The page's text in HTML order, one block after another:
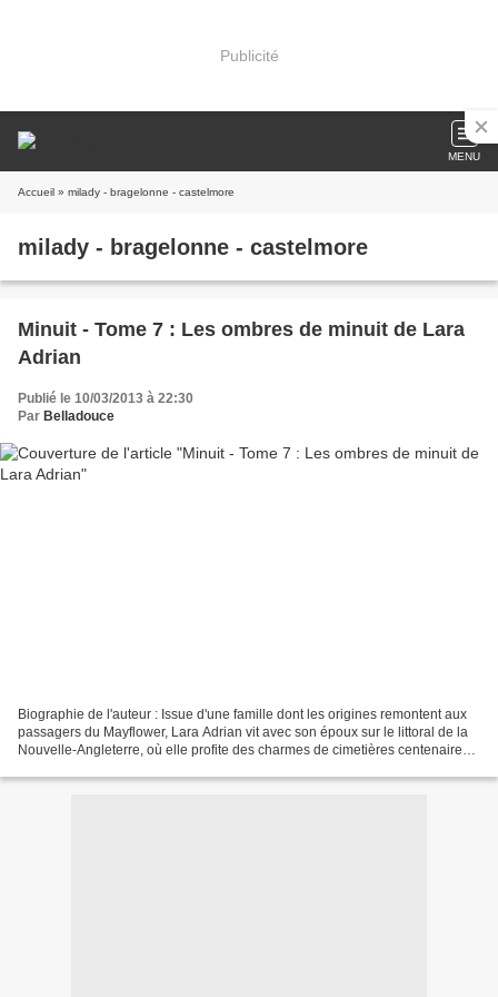
Publicité
MENU
Accueil » milady - bragelonne - castelmore
milady - bragelonne - castelmore
Minuit - Tome 7 : Les ombres de minuit de Lara
Adrian
Publié le 10/03/2013 à 22:30
Par Belladouce
Biographie de l'auteur : Issue d'une famille dont les origines remontent aux
passagers du Mayflower, Lara Adrian vit avec son époux sur le littoral de la
Nouvelle-Angleterre, où elle profite des charmes de cimetières centenaires,